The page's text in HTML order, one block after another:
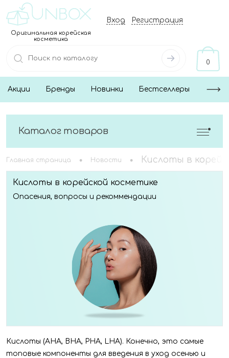
Оригинальная корейская
косметика
Вход Регистрация
0
Акции Бренды Новинки Бестселлеры
Каталог товаров
Главная страница • Новости • Кислоты в
Кислоты в корейской косметике
Опасения, вопросы и рекоммендации
Кислоты (АНА, ВНА, РНА, LHA). Конечно, это самые
топовые компоненты для введения в уход осенью и